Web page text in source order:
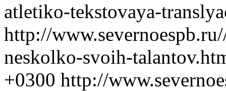
atletiko-tekstovaya-
http://
neskolko-svoih-
+0300 http://